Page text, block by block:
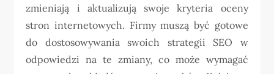
zmieniają i aktualizują swoje kryteria oceny
stron internetowych. Firmy muszą być gotowe
do dostosowywania swoich strategii SEO w
odpowiedzi na te zmiany, co może wymagać